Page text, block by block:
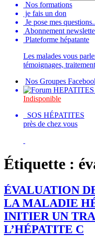
Nos formations
je fais un don
Je pose mes
Abonnement
Plateforme hépatante
Les malades vous
témoignages,
Nos Groupes
Indisponible
SOS HÉPATITES
près de chez vous
Étiquette :
ÉVALUATION
LA MALADIE
INITIER UN
L’HÉPATITE C